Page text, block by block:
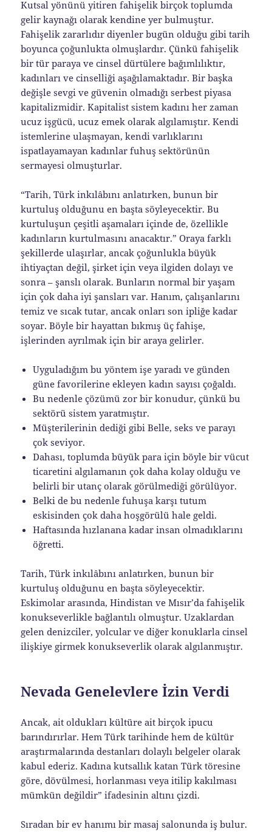
Kutsal yönünü yitiren fahişelik birçok toplumda
gelir kaynağı olarak kendine yer bulmuştur.
Fahişelik zararlıdır diyenler bugün olduğu gibi tarih
boyunca çoğunlukta olmuşlardır. Çünkü fahişelik
bir tür paraya ve cinsel dürtülere bağımlılıktır,
kadınları ve cinselliği aşağılamaktadır. Bir başka
değişle sevgi ve güvenin olmadığı serbest piyasa
kapitalizmidir. Kapitalist sistem kadını her zaman
ucuz işgücü, ucuz emek olarak algılamıştır. Kendi
istemlerine ulaşmayan, kendi varlıklarını
ispatlayamayan kadınlar fuhuş sektörünün
sermayesi olmuşturlar.
“Tarih, Türk inkılâbını anlatırken, bunun bir
kurtuluş olduğunu en başta söyleyecektir. Bu
kurtuluşun çeşitli aşamaları içinde de, özellikle
kadınların kurtulmasını anacaktır.” Oraya farklı
şekillerde ulaşırlar, ancak çoğunlukla büyük
ihtiyaçtan değil, şirket için veya ilgiden dolayı ve
sonra – şanslı olarak. Bunların normal bir yaşam
için çok daha iyi şansları var. Hanım, çalışanlarını
temiz ve sıcak tutar, ancak onları son ipliğe kadar
soyar. Böyle bir hayattan bıkmış üç fahişe,
işlerinden ayrılmak için bir araya gelirler.
Uyguladığım bu yöntem işe yaradı ve günden
güne favorilerine ekleyen kadın sayısı çoğaldı.
Bu nedenle çözümü zor bir konudur, çünkü bu
sektörü sistem yaratmıştır.
Müşterilerinin dediği gibi Belle, seks ve parayı
çok seviyor.
Dahası, toplumda büyük para için böyle bir vücut
ticaretini algılamanın çok daha kolay olduğu ve
belirli bir utanç olarak görülmediği görülüyor.
Belki de bu nedenle fuhuşa karşı tutum
eskisinden çok daha hoşgörülü hale geldi.
Haftasında hızlanana kadar insan olmadıklarını
öğretti.
Tarih, Türk inkılâbını anlatırken, bunun bir
kurtuluş olduğunu en başta söyleyecektir.
Eskimolar arasında, Hindistan ve Mısır’da fahişelik
konukseverlikle bağlantılı olmuştur. Uzaklardan
gelen denizciler, yolcular ve diğer konuklarla cinsel
ilişkiye girmek konukseverlik olarak algılanmıştır.
Nevada Genelevlere İzin Verdi
Ancak, ait oldukları kültüre ait birçok ipucu
barındırırlar. Hem Türk tarihinde hem de kültür
araştırmalarında destanları dolaylı belgeler olarak
kabul ederiz. Kadına kutsallık katan Türk töresine
göre, dövülmesi, horlanması veya itilip kakılması
mümkün değildir” ifadesinin altını çizdi.
Sıradan bir ev hanımı bir masaj salonunda iş bulur.